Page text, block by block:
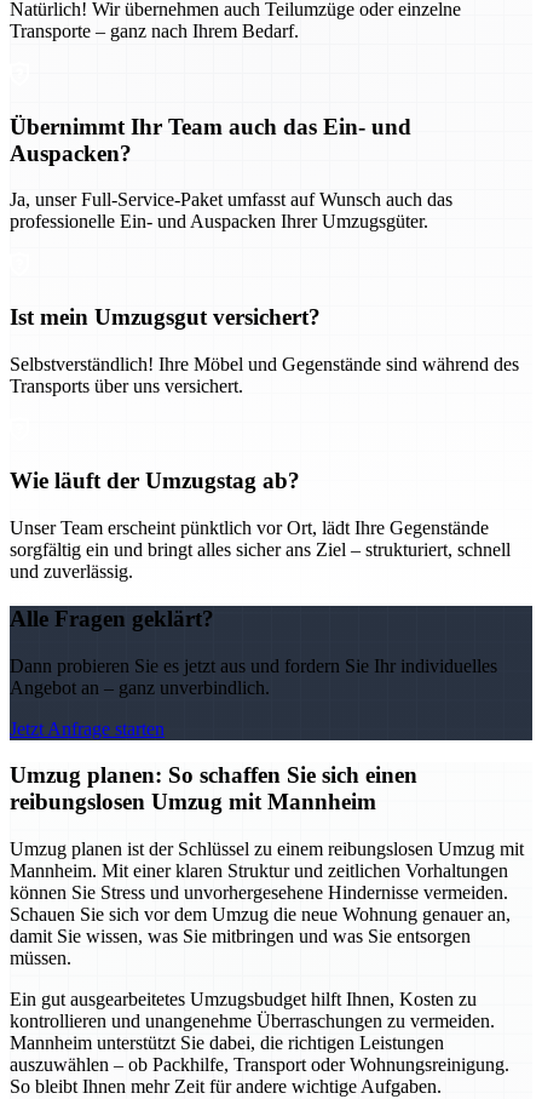
Natürlich! Wir übernehmen auch Teilumzüge oder einzelne
Transporte – ganz nach Ihrem Bedarf.
Übernimmt Ihr Team auch das Ein- und
Auspacken?
Ja, unser Full-Service-Paket umfasst auf Wunsch auch das
professionelle Ein- und Auspacken Ihrer Umzugsgüter.
Ist mein Umzugsgut versichert?
Selbstverständlich! Ihre Möbel und Gegenstände sind während des
Transports über uns versichert.
Wie läuft der Umzugstag ab?
Unser Team erscheint pünktlich vor Ort, lädt Ihre Gegenstände
sorgfältig ein und bringt alles sicher ans Ziel – strukturiert, schnell
und zuverlässig.
Alle Fragen geklärt?
Dann probieren Sie es jetzt aus und fordern Sie Ihr individuelles
Angebot an – ganz unverbindlich.
Jetzt Anfrage starten
Umzug planen: So schaffen Sie sich einen
reibungslosen Umzug mit Mannheim
Umzug planen ist der Schlüssel zu einem reibungslosen Umzug mit
Mannheim. Mit einer klaren Struktur und zeitlichen Vorhaltungen
können Sie Stress und unvorhergesehene Hindernisse vermeiden.
Schauen Sie sich vor dem Umzug die neue Wohnung genauer an,
damit Sie wissen, was Sie mitbringen und was Sie entsorgen
müssen.
Ein gut ausgearbeitetes Umzugsbudget hilft Ihnen, Kosten zu
kontrollieren und unangenehme Überraschungen zu vermeiden.
Mannheim unterstützt Sie dabei, die richtigen Leistungen
auszuwählen – ob Packhilfe, Transport oder Wohnungsreinigung.
So bleibt Ihnen mehr Zeit für andere wichtige Aufgaben.